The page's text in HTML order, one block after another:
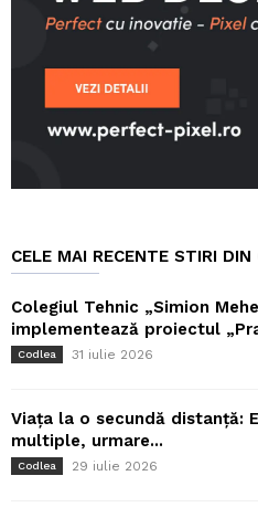
CELE MAI RECENTE STIRI DIN
Colegiul Tehnic „Simion
implementează proiectul
Codlea 31 iulie 2026
Viața la o secundă distanță:
multiple, urmare...
Codlea 29 iulie 2026